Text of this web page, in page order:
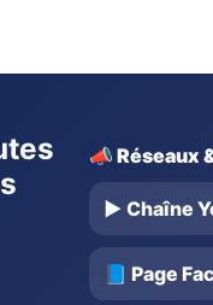
📣 Réseaux
▶️ Chaîne
📘 Page